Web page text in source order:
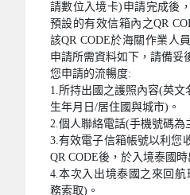
請數位入境卡)申請完成後
預設的有效信箱內之QR
該QR CODE於海關作業人
申請所需資料如下，請備妥
您申請的流暢度:
1.所持出國之護照內容(英
生年月日/居住國與城市)。
2.個人聯絡電話(手機號碼為
3.有效電子信箱帳號以利您
QR CODE後，於入境泰國時
4.本次入出境泰國之來回
務索取)。